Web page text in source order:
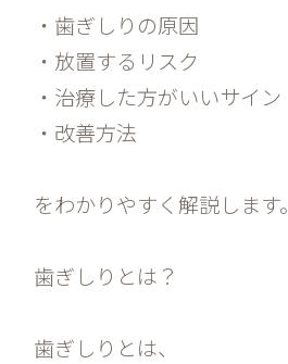
・歯ぎしりの原因
・放置するリスク
・治療した方がいいサイン
・改善方法
をわかりやすく解説します。
歯ぎしりとは？
歯ぎしりとは、